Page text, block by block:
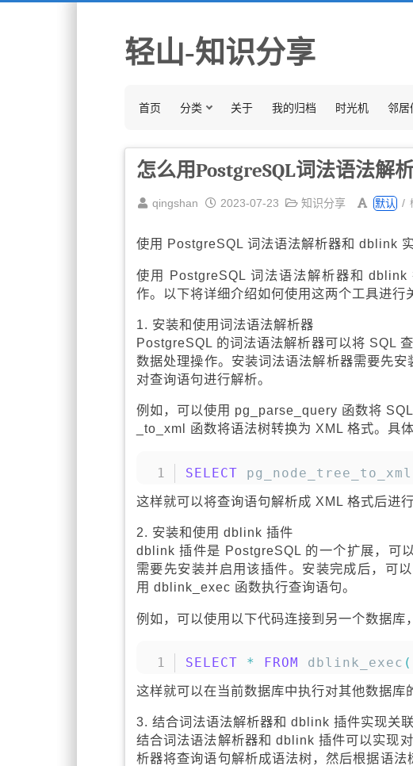
轻山-知识分享
首页 分类 关于 我的归档 时光机 邻居
怎么用PostgreSQL词法语法解
qingshan 2023-07-23 知识分享 默认 /
使用 PostgreSQL 词法语法解析器和 dblink
使用 PostgreSQL 词法语法解析器和
作。以下将详细介绍如何使用这两个工具进行
1. 安装和使用词法语法解析器
PostgreSQL 的词法语法解析器可以将 SQL
数据处理操作。安装词法语法解析器需要先
对查询语句进行解析。
例如，可以使用 pg_parse_query 函数将
_to_xml 函数将语法树转换为 XML 格式。具
SELECT pg_node_tree_to_xml
这样就可以将查询语句解析成 XML 格式后进行
2. 安装和使用 dblink 插件
dblink 插件是 PostgreSQL 的一个扩展，可
需要先安装并启用该插件。安装完成后，可
用 dblink_exec 函数执行查询语句。
例如，可以使用以下代码连接到另一个数据库
SELECT * FROM dblink_exec (
这样就可以在当前数据库中执行对其他数据库
3. 结合词法语法解析器和 dblink 插件实现关
结合词法语法解析器和 dblink 插件可以实现
析器将查询语句解析成语法树，然后根据语